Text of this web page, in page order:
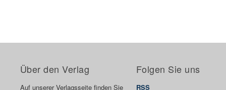
Über den Verlag
Auf unserer Verlagsseite finden Sie
Folgen Sie uns
RSS